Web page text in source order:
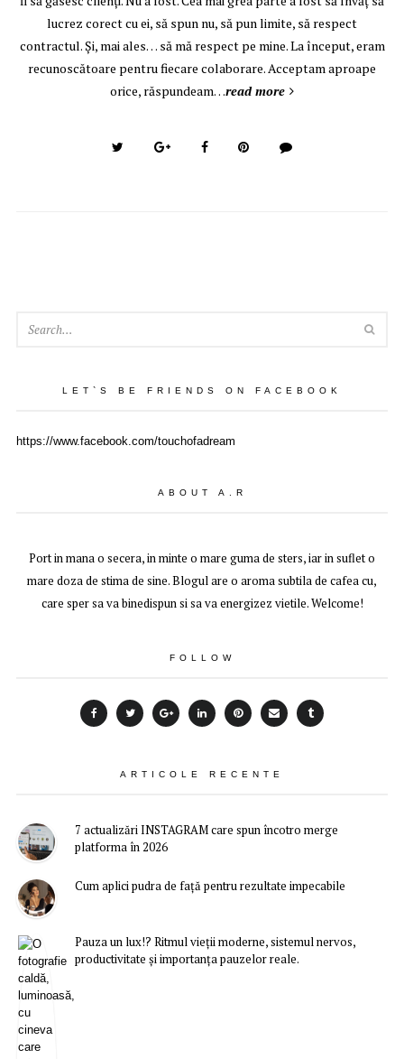
lucrez corect cu ei, să spun nu, să pun limite, să respect
contractul. Și, mai ales… să mă respect pe mine. La început, eram
recunoscătoare pentru fiecare colaborare. Acceptam aproape
orice, răspundeam…read more
LET`S BE FRIENDS ON FACEBOOK
https://www.facebook.com/touchofadream
ABOUT A.R
Port in mana o secera, in minte o mare guma de sters, iar in suflet o
mare doza de stima de sine. Blogul are o aroma subtila de cafea cu,
care sper sa va binedispun si sa va energizez vietile. Welcome!
FOLLOW
ARTICOLE RECENTE
7 actualizări INSTAGRAM care spun încotro merge
platforma în 2026
Cum aplici pudra de față pentru rezultate impecabile
Pauza un lux!? Ritmul vieții moderne, sistemul nervos,
productivitate și importanța pauzelor reale.